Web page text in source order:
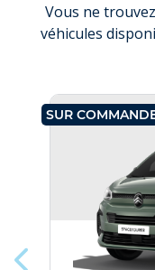
Vous ne
véhicules
SUR